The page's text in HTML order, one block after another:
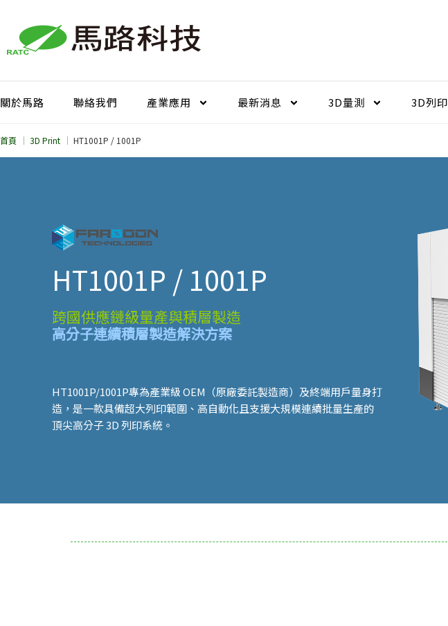
要
關於馬路
聯絡我們 產業應用 最新消息 3D量測 3D列印
首頁 3D Print HT1001P / 1001P
HT1001P / 1001P
跨國供應鏈級量產與積層製造
高分子連續積層製造解決方案
HT1001P/1001P專為產業級 OEM（原廠委託製造商）及終端用戶量身打
造，是一款具備超大列印範圍、高自動化且支援大規模連續批量生產的
頂尖高分子 3D 列印系統。